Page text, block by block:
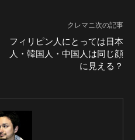
クレマニ次の記事
フィリピン人にとっては日本
人・韓国人・中国人は同じ顔
に見える？